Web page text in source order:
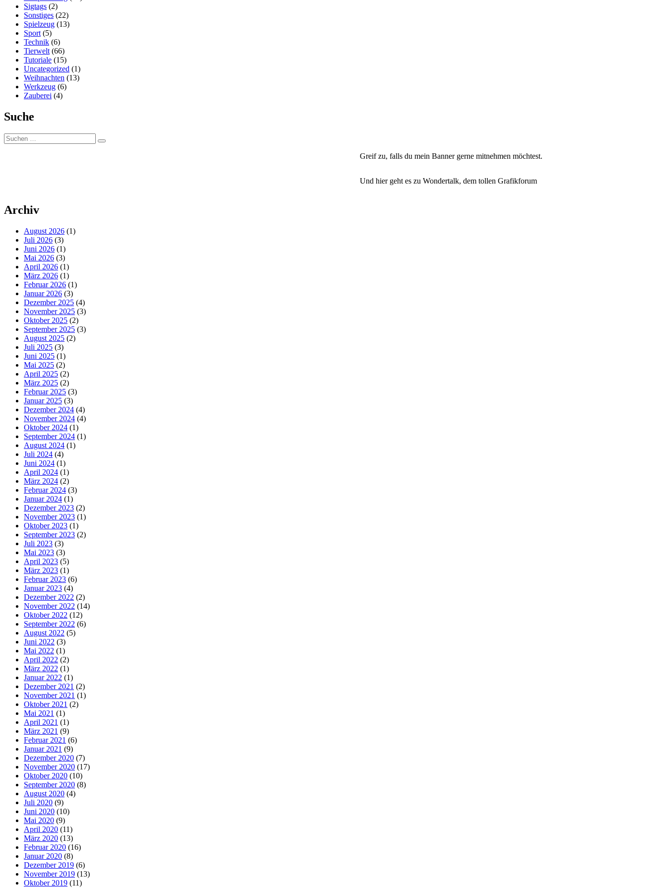
Sigtags (2)
Sonstiges (22)
Spielzeug (13)
Sport(5)
Technik (6)
Tierwelt(66)
Tutoriale (15)
Uncategorized (1)
Weihnachten (13)
Werkzeug (6)
Zauberei (4)
Suche
Suchen
nach:
Suchen
Greif zu, falls du mein Banner gerne mitnehmen möchtest.
Und hier geht es zu Wondertalk, dem tollen Grafikforum
Archiv
August 2026 (1)
Juli 2026 (3)
Juni 2026 (1)
Mai 2026 (3)
April 2026 (1)
März 2026 (1)
Februar 2026 (1)
Januar 2026 (3)
Dezember 2025 (4)
November 2025 (3)
Oktober 2025 (2)
September 2025 (3)
August 2025 (2)
Juli 2025 (3)
Juni 2025 (1)
Mai 2025 (2)
April 2025 (2)
März 2025 (2)
Februar 2025 (3)
Januar 2025 (3)
Dezember 2024 (4)
November 2024 (4)
Oktober 2024 (1)
September 2024 (1)
August 2024 (1)
Juli 2024 (4)
Juni 2024 (1)
April 2024 (1)
März 2024 (2)
Februar 2024 (3)
Januar 2024 (1)
Dezember 2023 (2)
November 2023 (1)
Oktober 2023 (1)
September 2023 (2)
Juli 2023 (3)
Mai 2023 (3)
April 2023 (5)
März 2023 (1)
Februar 2023 (6)
Januar 2023 (4)
Dezember 2022 (2)
November 2022 (14)
Oktober 2022 (12)
September 2022 (6)
August 2022 (5)
Juni 2022 (3)
Mai 2022 (1)
April 2022 (2)
März 2022 (1)
Januar 2022 (1)
Dezember 2021 (2)
November 2021 (1)
Oktober 2021 (2)
Mai 2021 (1)
April 2021 (1)
März 2021 (9)
Februar 2021 (6)
Januar 2021 (9)
Dezember 2020 (7)
November 2020 (17)
Oktober 2020 (10)
September 2020 (8)
August 2020 (4)
Juli 2020 (9)
Juni 2020 (10)
Mai 2020 (9)
April 2020 (11)
März 2020 (13)
Februar 2020 (16)
Januar 2020 (8)
Dezember 2019 (6)
November 2019 (13)
Oktober 2019 (11)